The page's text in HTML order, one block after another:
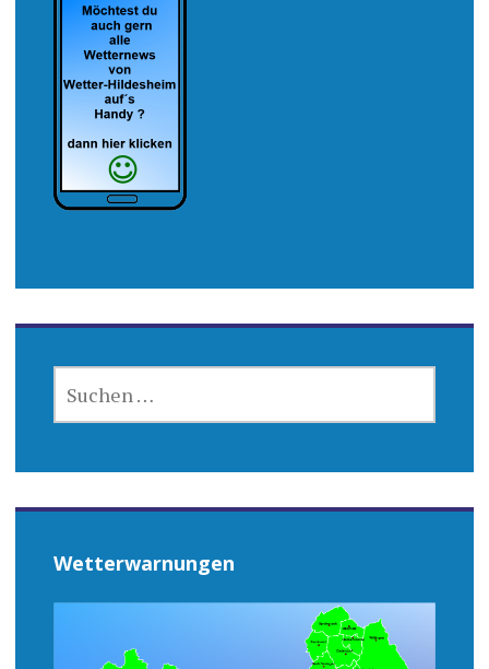
NACH:
Wetterwarnungen